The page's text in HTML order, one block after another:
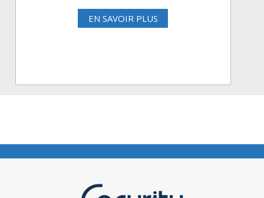
EN SAVOIR PLUS